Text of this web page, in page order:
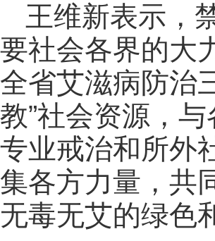
王维新表示，
要社会各界的大
全省艾滋病防治
教”社会资源，
专业戒治和所外
集各方力量，共
无毒无艾的绿色